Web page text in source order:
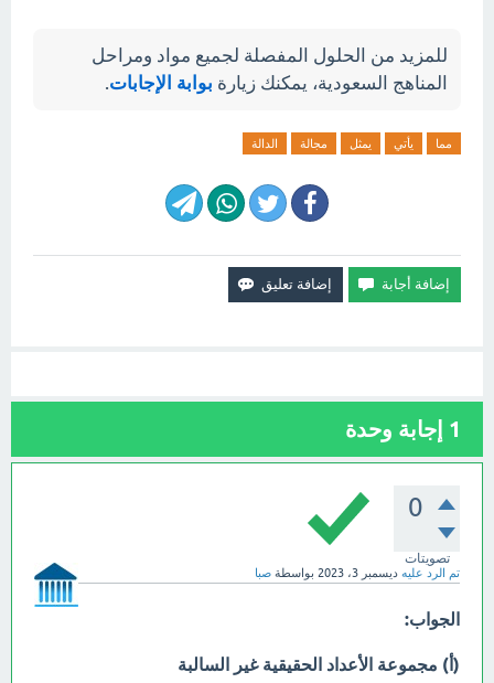
للمزيد من الحلول المفصلة لجميع مواد ومراحل
المناهج السعودية، يمكنك زيارة بوابة الإجابات.
مما يأتي يمثل مجالة الدالة
1 إجابة وحدة
0
تصويتات
تم الرد عليه ديسمبر 3، 2023 بواسطة صبا
الجواب:
(أ) مجموعة الأعداد الحقيقية غير السالبة